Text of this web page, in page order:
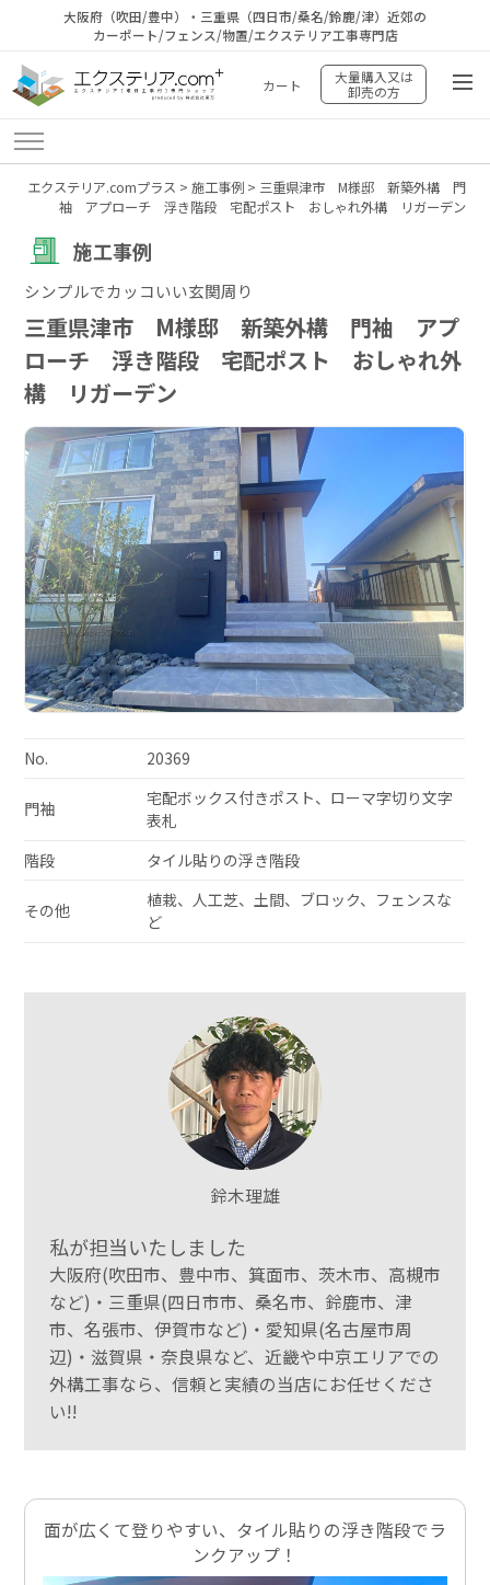
大阪府（吹田/豊中）・三重県（四日市/桑名/鈴鹿/津）近郊の
カーポート/フェンス/物置/エクステリア工事専門店
カート
大量購入又は
卸売の方
エクステリア.comプラス > 施工事例> 三重県津市 M様邸 新築外構 門
袖 アプローチ 浮き階段 宅配ポスト おしゃれ外構 リガーデン
施工事例
シンプルでカッコいい玄関周り
三重県津市 M様邸 新築外構 門袖 アプ
ローチ 浮き階段 宅配ポスト おしゃれ外
構 リガーデン
No. 20369
門袖
宅配ボックス付きポスト、ローマ字切り文字
表札
階段
タイル貼りの浮き階段
その他
植栽、人工芝、土間、ブロック、フェンスな
ど
鈴木理雄
私が担当いたしました
大阪府(吹田市、豊中市、箕面市、茨木市、高槻市
など)・三重県(四日市市、桑名市、鈴鹿市、津
市、名張市、伊賀市など)・愛知県(名古屋市周
辺)・滋賀県・奈良県など、近畿や中京エリアでの
外構工事なら、信頼と実績の当店にお任せくださ
い!!
面が広くて登りやすい、タイル貼りの浮き階段でラ
ンクアップ！